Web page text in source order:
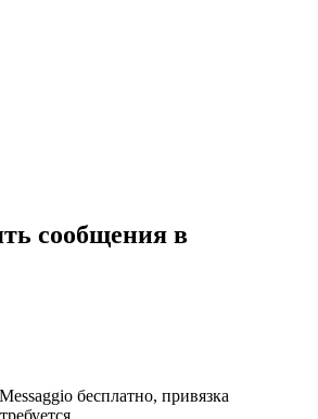
сообщения в
бесплатно, привязка